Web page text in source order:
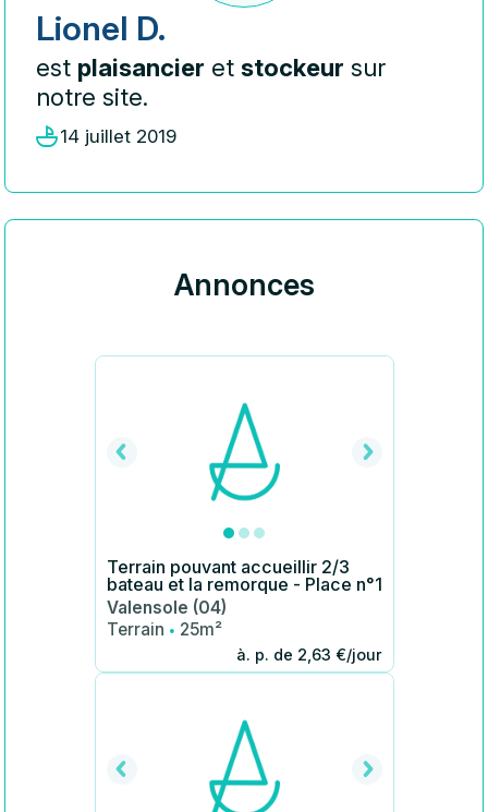
Lionel D.
est plaisancier etstockeur sur
notre site.
14 juillet 2019
Annonces
Terrain pouvant accueillir 2/3
bateau et la remorque - Place n°1
Valensole (04)
Terrain · 25m²
à. p. de 2,63 €/jour